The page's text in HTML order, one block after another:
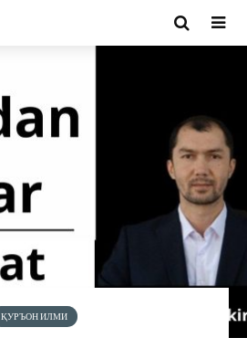
ҚУРЪОН ИЛМИ